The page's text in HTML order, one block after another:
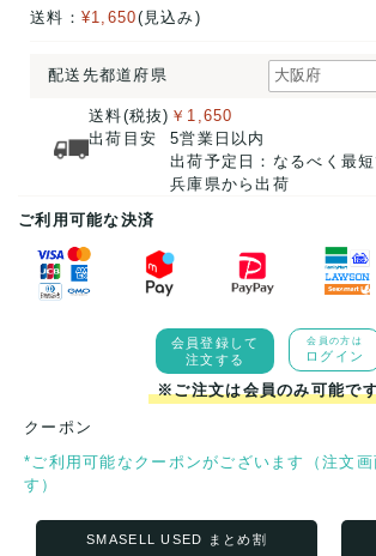
送料： ¥1,650(見込み)
配送先都道府県
送料(税抜)
出荷目安
￥1,650
5営業日以内
出荷予定日：なるべく最短
兵庫県から出荷
ご利用可能な決済
会員登録して
注文する
会員の方は
ログイン
※ご注文は会員のみ可能で
クーポン
*ご利用可能なクーポンがございます（注文画
す）
SMASELL USED まとめ割